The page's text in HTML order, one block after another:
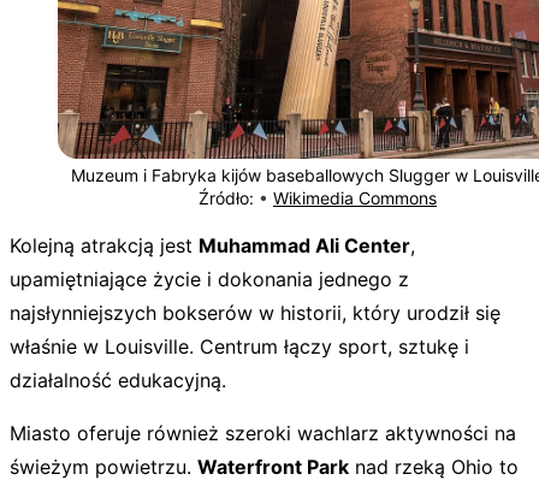
Muzeum i Fabryka kijów baseballowych Slugger w
Źródło: • Wikimedia Commons
Kolejną atrakcją jest Muhammad Ali Center,
upamiętniające życie i dokonania jednego z
najsłynniejszych bokserów w historii, który urodził się
właśnie w Louisville. Centrum łączy sport, sztukę i
działalność edukacyjną.
Miasto oferuje również szeroki wachlarz aktywności na
świeżym powietrzu. Waterfront Park nad rzeką Ohio to